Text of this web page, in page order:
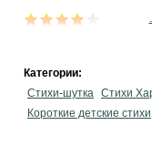
Категории:
Стихи-шутка Стихи
Короткие детские стихи